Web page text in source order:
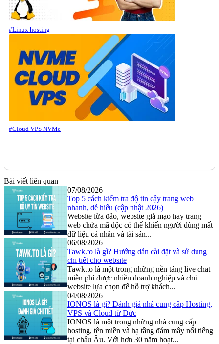
#Linux hosting
#Cloud VPS NVMe
Bài viết liên quan
07/08/2026
Top 5 cách kiểm tra độ tin cậy trang web
nhanh, dễ hiểu (cập nhật 2026)
Website lừa đảo, website giả mạo hay trang
web chứa mã độc có thể khiến người dùng mất
dữ liệu cá nhân và tài sản...
06/08/2026
Tawk.to là gì? Hướng dẫn cài đặt và sử dụng
chi tiết cho website
Tawk.to là một trong những nền tảng live chat
miễn phí được nhiều doanh nghiệp và chủ
website lựa chọn để hỗ trợ khách...
04/08/2026
IONOS là gì? Đánh giá nhà cung cấp Hosting,
VPS và Cloud từ Đức
IONOS là một trong những nhà cung cấp
hosting, tên miền và hạ tầng đám mây nổi tiếng
tại châu Âu. Với hơn 30 năm hoạt...